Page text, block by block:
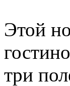
Этой
три